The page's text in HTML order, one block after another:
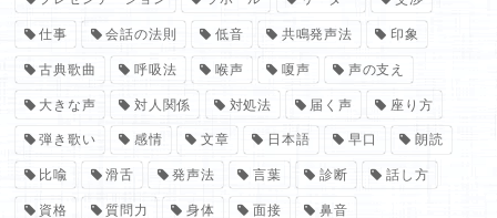
仕事 会話の法則 低音 共鳴発声法 印象
古典歌曲 呼吸法 喉声 嗄声 声の支え
大きな声 対人関係 対処法 届く声 座り方
弾き歌い 感情 文章 日本語 早口 朗読
比喩 滑舌 発声法 言葉 診断 話し方
資格 質問力 身体 面接 鼻音